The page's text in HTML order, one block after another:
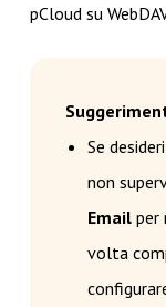
pCloud su
Se
non
Emailper
volta